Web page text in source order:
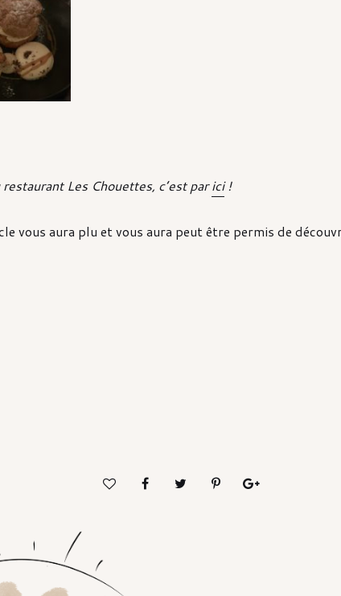
Les Chouettes, c’est parici!
vous aura plu et vous aura peut être permis de